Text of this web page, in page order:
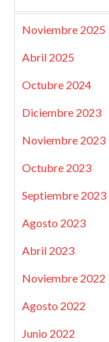
Noviembre 2025
Abril 2025
Octubre 2024
Diciembre 2023
Noviembre 2023
Octubre 2023
Septiembre 2023
Agosto 2023
Abril 2023
Noviembre 2022
Agosto 2022
Junio 2022